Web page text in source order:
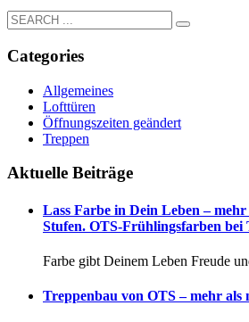
Categories
Allgemeines
Lofttüren
Öffnungszeiten geändert
Treppen
Aktuelle Beiträge
Lass Farbe in Dein Leben –
Stufen. OTS-Frühlingsfarben bei
Farbe gibt Deinem Leben Freude
Treppenbau von OTS – mehr als